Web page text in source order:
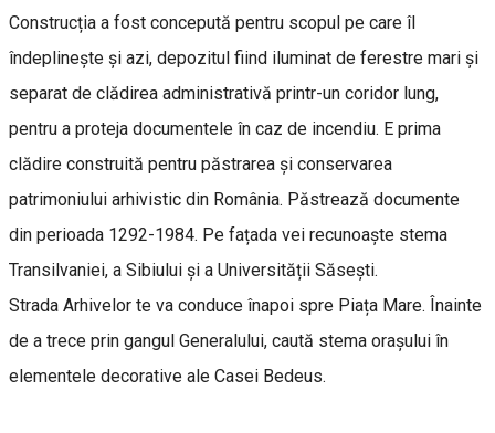
Construcția a fost concepută pentru scopul pe care îl
îndeplinește și azi, depozitul fiind iluminat de ferestre mari și
separat de clădirea administrativă printr-un coridor lung,
pentru a proteja documentele în caz de incendiu. E prima
clădire construită pentru păstrarea și conservarea
patrimoniului arhivistic din România. Păstrează documente
din perioada 1292-1984. Pe fațada vei recunoaște stema
Transilvaniei, a Sibiului și a Universității Săsești.
Strada Arhivelor te va conduce înapoi spre Piața Mare. Înainte
de a trece prin gangul Generalului, caută stema orașului în
elementele decorative ale Casei Bedeus.